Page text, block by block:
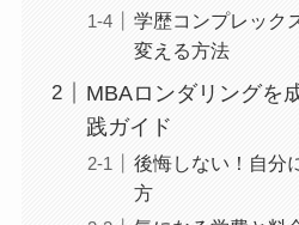
学歴コンプレック
変える方法
MBAロンダリングを
践ガイド
後悔しない！自分
方